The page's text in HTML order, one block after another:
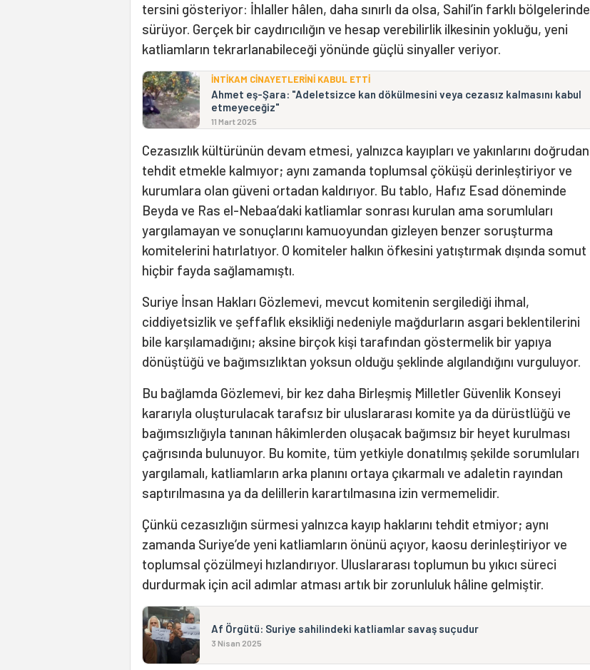
tersini gösteriyor: İhlaller hâlen, daha sınırlı da olsa, Sahil’in farklı bölgelerinde
sürüyor. Gerçek bir caydırıcılığın ve hesap verebilirlik ilkesinin yokluğu, yeni
katliamların tekrarlanabileceği yönünde güçlü sinyaller veriyor.
İNTİKAM CİNAYETLERİNİ KABUL ETTİ
Ahmet eş-Şara: "Adeletsizce kan dökülmesini veya cezasız kalmasını kabul
etmeyeceğiz"
11 Mart 2025
Cezasızlık kültürünün devam etmesi, yalnızca kayıpları ve yakınlarını doğrudan
tehdit etmekle kalmıyor; aynı zamanda toplumsal çöküşü derinleştiriyor ve
kurumlara olan güveni ortadan kaldırıyor. Bu tablo, Hafız Esad döneminde
Beyda ve Ras el-Nebaa’daki katliamlar sonrası kurulan ama sorumluları
yargılamayan ve sonuçlarını kamuoyundan gizleyen benzer soruşturma
komitelerini hatırlatıyor. O komiteler halkın öfkesini yatıştırmak dışında somut
hiçbir fayda sağlamamıştı.
Suriye İnsan Hakları Gözlemevi, mevcut komitenin sergilediği ihmal,
ciddiyetsizlik ve şeffaflık eksikliği nedeniyle mağdurların asgari beklentilerini
bile karşılamadığını; aksine birçok kişi tarafından göstermelik bir yapıya
dönüştüğü ve bağımsızlıktan yoksun olduğu şeklinde algılandığını vurguluyor.
Bu bağlamda Gözlemevi, bir kez daha Birleşmiş Milletler Güvenlik Konseyi
kararıyla oluşturulacak tarafsız bir uluslararası komite ya da dürüstlüğü ve
bağımsızlığıyla tanınan hâkimlerden oluşacak bağımsız bir heyet kurulması
çağrısında bulunuyor. Bu komite, tüm yetkiyle donatılmış şekilde sorumluları
yargılamalı, katliamların arka planını ortaya çıkarmalı ve adaletin rayından
saptırılmasına ya da delillerin karartılmasına izin vermemelidir.
Çünkü cezasızlığın sürmesi yalnızca kayıp haklarını tehdit etmiyor; aynı
zamanda Suriye’de yeni katliamların önünü açıyor, kaosu derinleştiriyor ve
toplumsal çözülmeyi hızlandırıyor. Uluslararası toplumun bu yıkıcı süreci
durdurmak için acil adımlar atması artık bir zorunluluk hâline gelmiştir.
Af Örgütü: Suriye sahilindeki katliamlar savaş suçudur
3 Nisan 2025